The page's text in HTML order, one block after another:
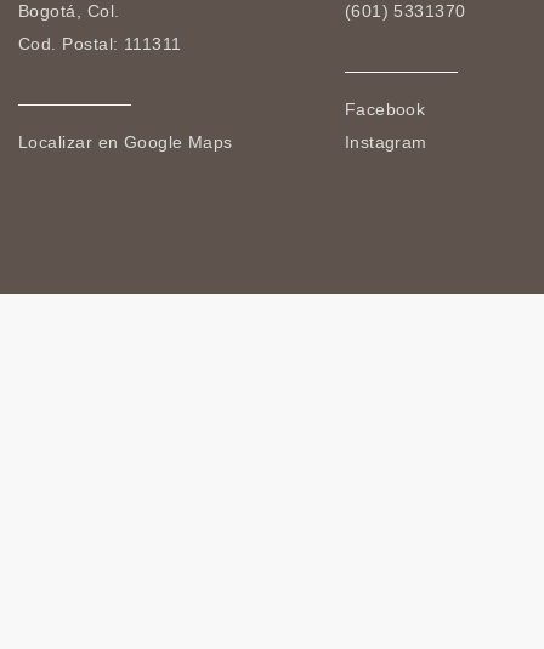
Bogotá, Col.
Cod. Postal: 111311
Localizar en Google Maps
(601) 5331370
Facebook
Instagram